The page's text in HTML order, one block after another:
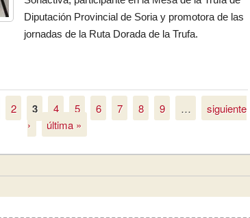
Diputación Provincial de Soria y promotora de las
jornadas de la Ruta Dorada de la Trufa.
2 3 4 5 6 7 8 9 …
siguiente
›
última »